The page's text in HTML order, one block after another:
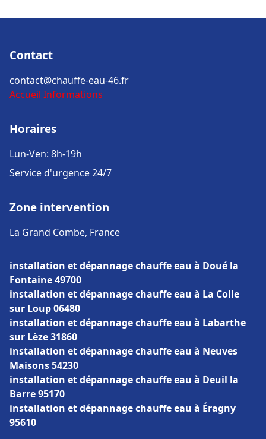
Contact
contact@chauffe-eau-46.fr
Accueil Informations
Horaires
Lun-Ven: 8h-19h
Service d'urgence 24/7
Zone intervention
La Grand Combe, France
installation et dépannage chauffe eau à Doué la
Fontaine 49700
installation et dépannage chauffe eau à La Colle
sur Loup 06480
installation et dépannage chauffe eau à Labarthe
sur Lèze 31860
installation et dépannage chauffe eau à Neuves
Maisons 54230
installation et dépannage chauffe eau à Deuil la
Barre 95170
installation et dépannage chauffe eau à Éragny
95610